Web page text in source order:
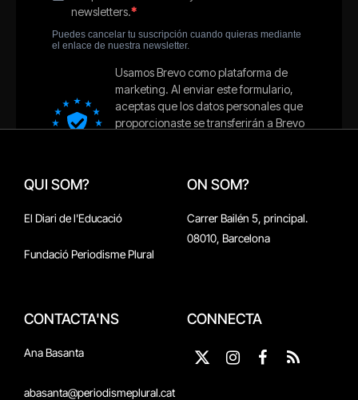
QUI SOM?
El Diari de l'Educació
Fundació Periodisme Plural
ON SOM?
Carrer Bailén 5, principal.
08010, Barcelona
CONTACTA'NS
Ana Basanta
abasanta@periodismeplural.cat
CONNECTA
X
InstagramFacebook
RSS